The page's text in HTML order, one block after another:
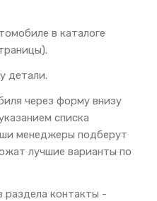
в каталоге
детали.
через форму внизу
списка
менеджеры подберут
лучшие варианты по
раздела контакты -